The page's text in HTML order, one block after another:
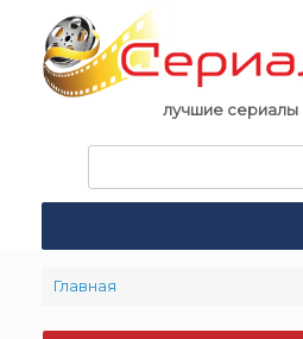
content
лучшие сериалы
поиска:
Главная